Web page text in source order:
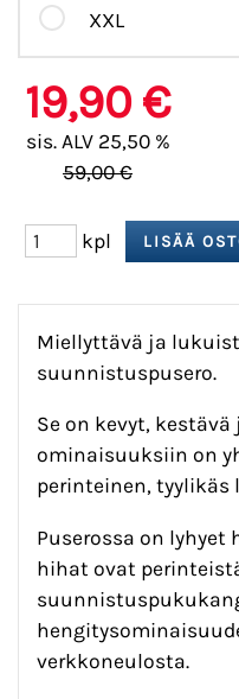
XXL
19,90 €
sis. ALV 25,50 %
59,00 €
kpl
Miellyttävä ja
suunnistuspusero.
Se on kevyt,
ominaisuuksiin on
perinteinen,
Puserossa on lyhyet
hihat ovat
verkkoneulosta.